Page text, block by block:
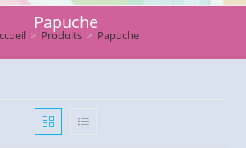
Papuche
> Produits > Papuche